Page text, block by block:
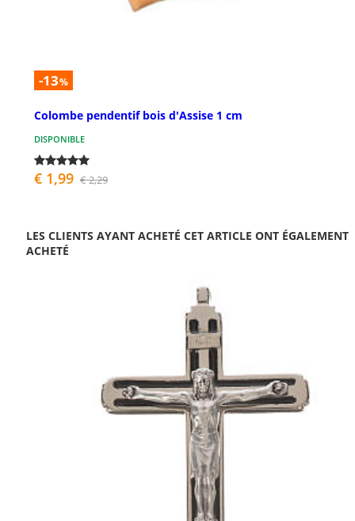
-13%
Colombe pendentif bois d'Assise 1 cm
DISPONIBLE
€ 1,99 € 2,29
LES CLIENTS AYANT ACHETÉ CET ARTICLE ONT ÉGALEMENT
ACHETÉ